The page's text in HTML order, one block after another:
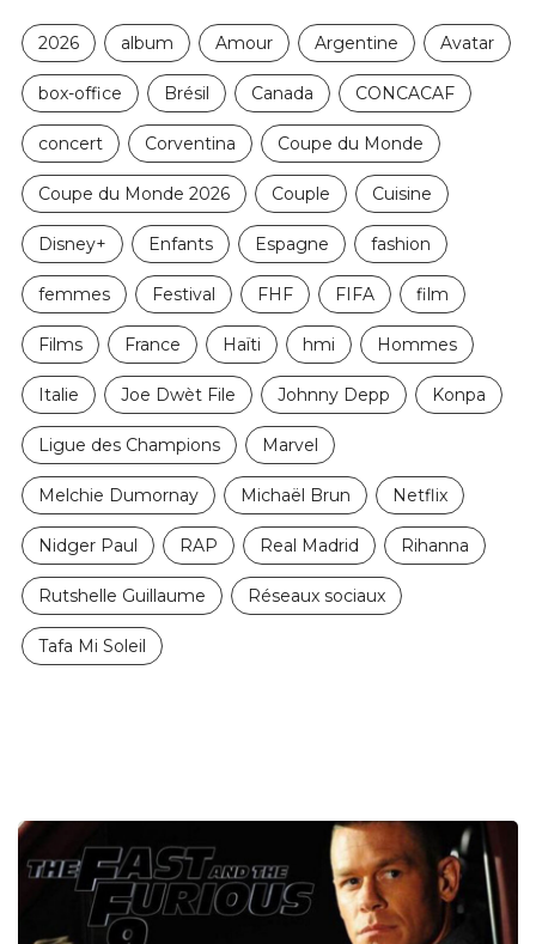
2026 album Amour Argentine Avatar
box-office Brésil Canada CONCACAF
concert Corventina Coupe du Monde
Coupe du Monde 2026 Couple Cuisine
Disney+ Enfants Espagne fashion
femmes Festival FHF FIFA film
Films France Haïti hmi Hommes
Italie Joe Dwèt File Johnny Depp Konpa
Ligue des Champions Marvel
Melchie Dumornay Michaël Brun Netflix
Nidger Paul RAP Real Madrid Rihanna
Rutshelle Guillaume Réseaux sociaux
Tafa Mi Soleil